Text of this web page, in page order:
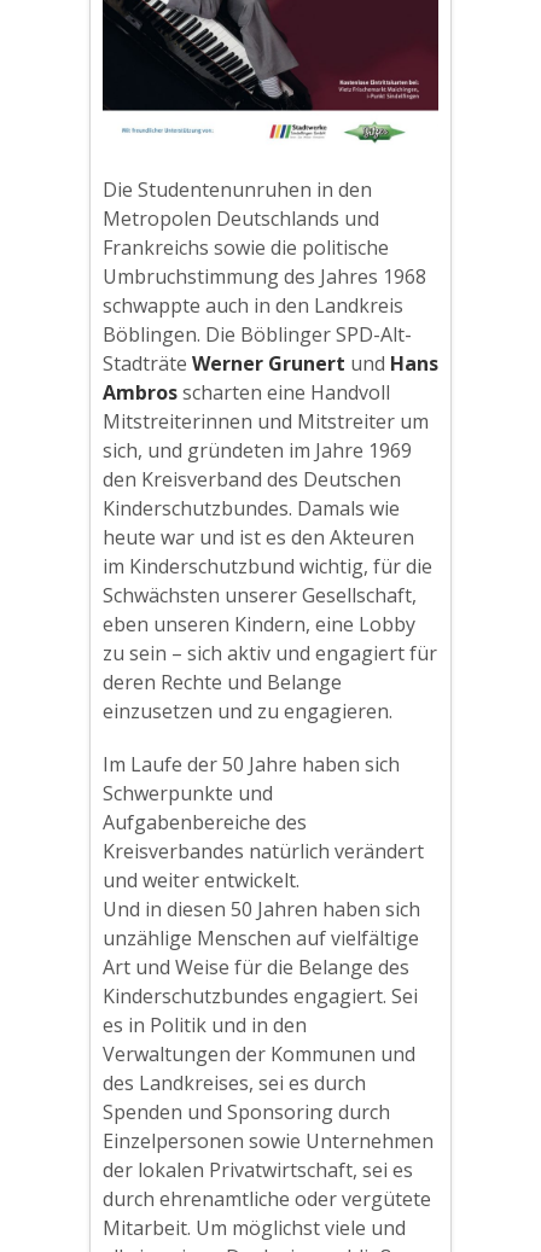
Die Studentenunruhen in den
Metropolen Deutschlands und
Frankreichs sowie die politische
Umbruchstimmung des Jahres 1968
schwappte auch in den Landkreis
Böblingen. Die Böblinger SPD-Alt-
Stadträte Werner Grunert und Hans
Ambrosscharten eine Handvoll
Mitstreiterinnen und Mitstreiter um
sich, und gründeten im Jahre 1969
den Kreisverband des Deutschen
Kinderschutzbundes. Damals wie
heute war und ist es den Akteuren
im Kinderschutzbund wichtig, für die
Schwächsten unserer Gesellschaft,
eben unseren Kindern, eine Lobby
zu sein – sich aktiv und engagiert für
deren Rechte und Belange
einzusetzen und zu engagieren.
Im Laufe der 50 Jahre haben sich
Schwerpunkte und
Aufgabenbereiche des
Kreisverbandes natürlich verändert
und weiter entwickelt.
Und in diesen 50 Jahren haben sich
unzählige Menschen auf vielfältige
Art und Weise für die Belange des
Kinderschutzbundes engagiert. Sei
es in Politik und in den
Verwaltungen der Kommunen und
des Landkreises, sei es durch
Spenden und Sponsoring durch
Einzelpersonen sowie Unternehmen
der lokalen Privatwirtschaft, sei es
durch ehrenamtliche oder vergütete
Mitarbeit. Um möglichst viele und